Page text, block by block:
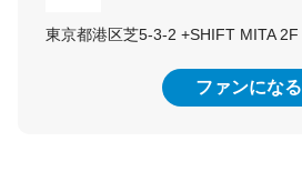
東京都港区芝5-3-2 +SHIFT MITA 2F
ファンになる